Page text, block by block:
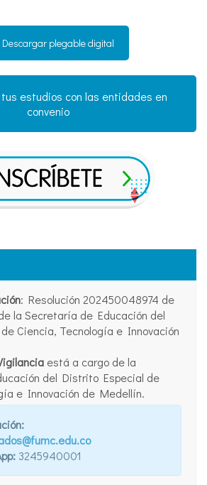
Descargar plegable digital
estudios con las entidades en
convenio
: Resolución 202450048974 de
la Secretaría de Educación del
Ciencia, Tecnología e Innovación
está a cargo de la
del Distrito Especial de
e Innovación de Medellín.
3245940001